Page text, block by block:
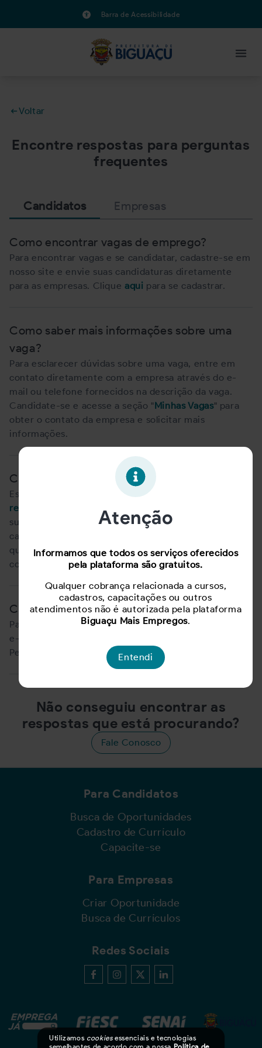
Barra de Acessibilidade
Voltar
Encontre respostas para perguntas
frequentes
Candidatos Empresas
Como encontrar vagas de emprego?
Para encontrar vagas e se candidatar, cadastre-se em
nosso site e envie suas candidaturas diretamente
para as empresas. Clique aqui para se cadastrar.
Como saber mais informações sobre uma
vaga?
Para esclarecer dúvidas sobre uma vaga, entre em
contato diretamente com a empresa através do e-
mail ou telefone fornecidos na descrição da vaga.
Candidate-se e acesse a seção "Minhas Vagas" para
obter o contato da empresa e solicitar mais
informações.
Como recuperar meu login e senha?
Esqueceu sua senha ou login? Acesse a área de
recuperação de senha
do nosso site para redefinir
sua senha. Se não tiver mais acesso ao e-mail
cadastrado ou tentou se cadastrar e foi informado
que seu CPF já está sendo utilizado, entre em contato
com nosso
suporte.
Como atualizar meu currículo?
Para atualizar seu currículo, acesse sua conta com seu
e-mail e senha. Edite as informações na seção "Meu
Perfil": Clique
para acessar.
Não conseguiu encontrar as
respostas que está procurando?
Fale Conosco
Para Candidatos
Busca de Oportunidades
Cadastro de Currículo
Capacite-se
Para Empresas
Criar Oportunidade
Busca de Currículos
Redes Sociais
Utilizamos cookiesessenciais e tecnologias
Atenção
Informamos que todos os serviços oferecidos
pela plataforma são gratuitos.
Qualquer cobrança relacionada a cursos,
cadastros, capacitações ou outros
atendimentos não é autorizada pela plataforma
Biguaçu Mais Empregos.
Entendi